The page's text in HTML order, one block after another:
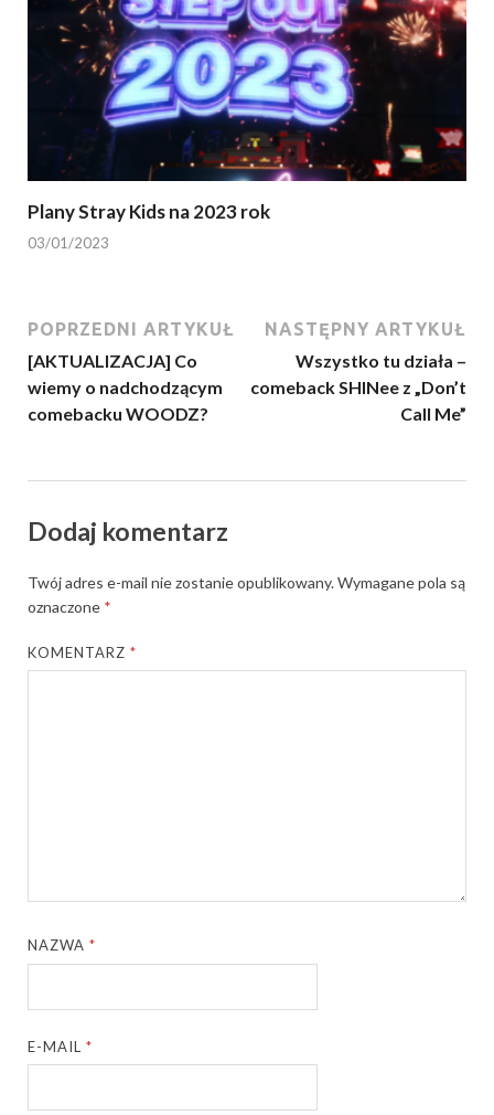
Plany Stray Kids na 2023 rok
03/01/2023
POPRZEDNI ARTYKUŁ
[AKTUALIZACJA] Co
wiemy o nadchodzącym
comebacku WOODZ?
NASTĘPNY ARTYKUŁ
Wszystko tu działa –
comeback SHINee z „Don’t
Call Me”
Dodaj komentarz
Twój adres e-mail nie zostanie opublikowany.Wymagane pola są
oznaczone *
KOMENTARZ*
NAZWA*
E-MAIL*